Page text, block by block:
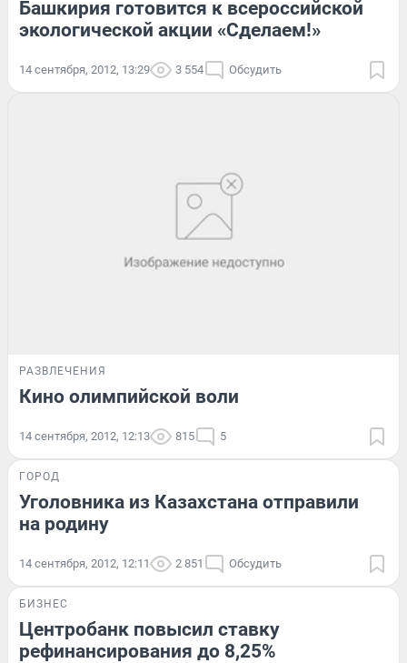
Башкирия готовится к всероссийской
экологической акции «Сделаем!»
14 сентября, 2012, 13:29 3 554 Обсудить
РАЗВЛЕЧЕНИЯ
Кино олимпийской воли
14 сентября, 2012, 12:13 815 5
ГОРОД
Уголовника из Казахстана отправили
на родину
14 сентября, 2012, 12:11 2 851 Обсудить
БИЗНЕС
Центробанк повысил ставку
рефинансирования до 8,25%